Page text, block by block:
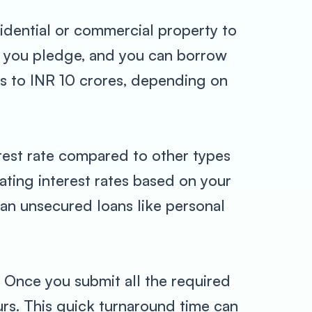
or commercial property to
pledge, and you can borrow
to INR 10 crores, depending on
rate compared to other types
interest rates based on your
unsecured loans like personal
you submit all the required
This quick turnaround time can